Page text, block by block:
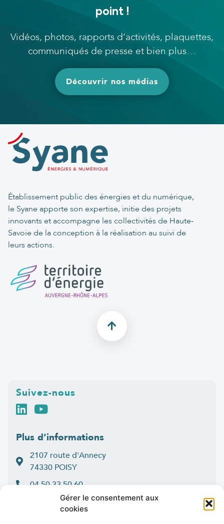
Gérer le consentement aux
cookies
point !
Vidéos, photos, rapports d’activités, plaquettes,
communiqués de presse et bien plus…
Découvrir nos médias
Établissement public des énergies et du numérique,
le Syane apporte son expertise, initie des projets
innovants et accompagne les collectivités de Haute-
Savoie de la conception à la réalisation au suivi de
leurs actions.
Suivez-nous
Plus d’informations
2107 route d'Annecy
74330 POISY
04 50 33 50 60
Lun > jeu : 9h-12h et 14h-16h30
9h-12h et 14h-16h